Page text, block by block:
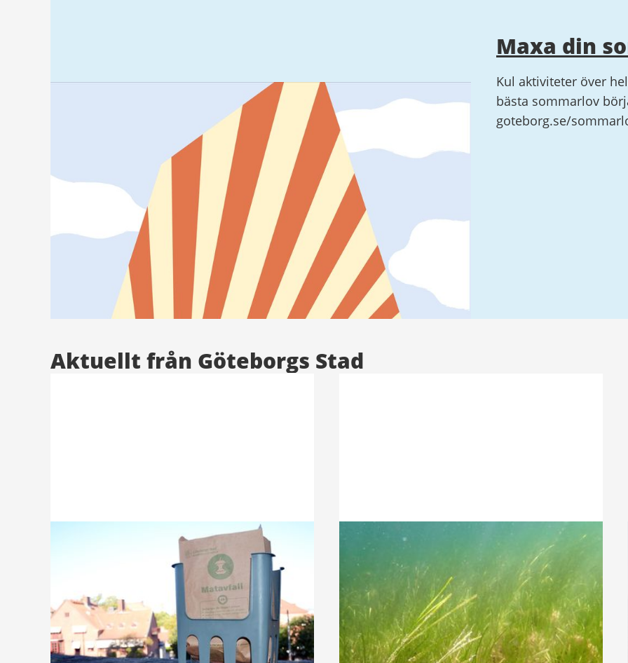
Maxa din
Kul aktiviteter över
bästa sommarlov
goteborg.se/
Aktuellt från Göteborgs Stad